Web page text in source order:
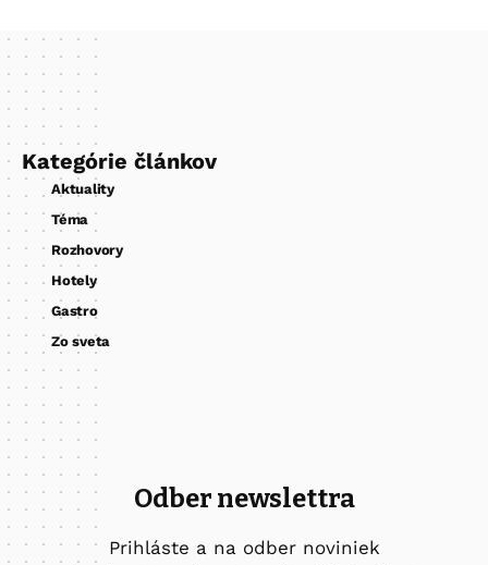
Kategórie článkov
Aktuality
Téma
Rozhovory
Hotely
Gastro
Zo sveta
Odber newslettra
Prihláste a na odber noviniek